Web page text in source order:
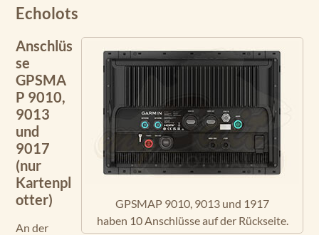
Echolots
GPSMAP 9010, 9013 und 1917
haben 10 Anschlüsse auf der Rückseite.
Anschlüs
se
GPSMA
P 9010,
9013
und
9017
(nur
Kartenpl
otter)
An der